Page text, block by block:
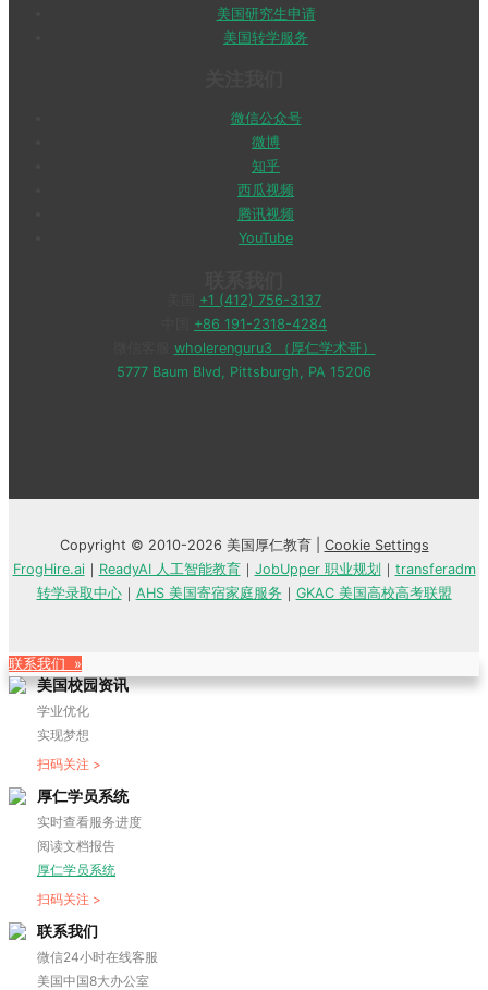
美国研究生申请
美国转学服务
微信公众号
微博
知乎
西瓜视频
腾讯视频
YouTube
+1 (412) 756-3137
+86 191-2318-4284
wholerenguru3 （厚仁学术哥）
5777 Baum Blvd, Pittsburgh, PA 15206
Copyright © 2010-2026 美国厚仁教育 | Cookie Settings
FrogHire.ai｜ ReadyAI 人工智能教育｜ JobUpper 职业规划 ｜ transferadm
转学录取中心｜ AHS 美国寄宿家庭服务 ｜ GKAC 美国高校高考联盟
联系我们 »
美国校园资讯
学业优化
实现梦想
扫码关注 >
厚仁学员系统
实时查看服务进度
阅读文档报告
厚仁学员系统
扫码关注 >
联系我们
微信24小时在线客服
美国中国8大办公室